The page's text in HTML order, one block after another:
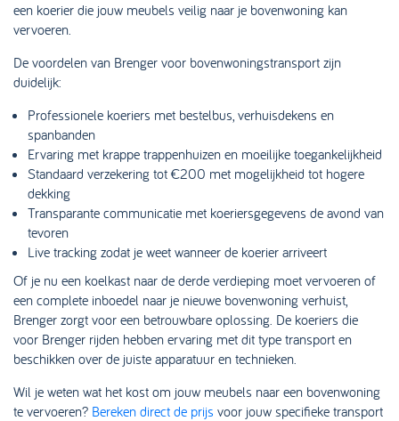
een koerier die jouw meubels veilig naar je bovenwoning kan
vervoeren.
De voordelen van Brenger voor bovenwoningstransport zijn
duidelijk:
Professionele koeriers met bestelbus, verhuisdekens en
spanbanden
Ervaring met krappe trappenhuizen en moeilijke toegankelijkheid
Standaard verzekering tot €200 met mogelijkheid tot hogere
dekking
Transparante communicatie met koeriersgegevens de avond van
tevoren
Live tracking zodat je weet wanneer de koerier arriveert
Of je nu een koelkast naar de derde verdieping moet vervoeren of
een complete inboedel naar je nieuwe bovenwoning verhuist,
Brenger zorgt voor een betrouwbare oplossing. De koeriers die
voor Brenger rijden hebben ervaring met dit type transport en
beschikken over de juiste apparatuur en technieken.
Wil je weten wat het kost om jouw meubels naar een bovenwoning
te vervoeren? Bereken direct de prijs voor jouw specifieke transport